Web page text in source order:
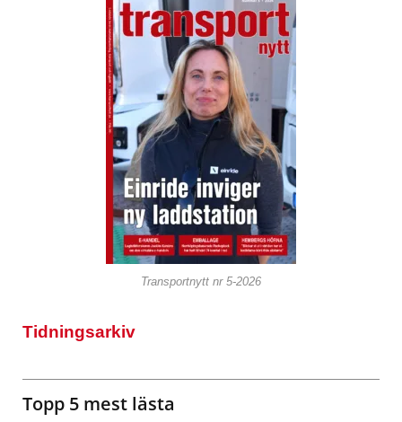
Transportnytt nr 5-2026
Tidningsarkiv
Topp 5 mest lästa